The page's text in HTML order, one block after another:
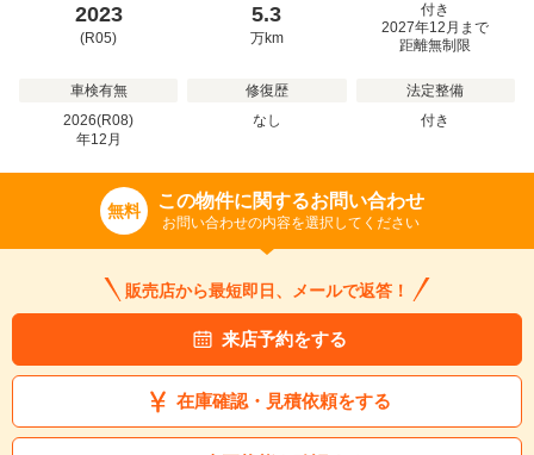
2023
(R05)
5.3
万km
付き
2027年12月まで
距離無制限
車検有無
2026(R08)
年12 月
修復歴
なし
法定整備
付き
無料 この物件に関するお問い合わせ
お問い合わせの内容を選択してください
販売店から最短即日、メールで返答！
来店予約をする
在庫確認・見積依頼をする